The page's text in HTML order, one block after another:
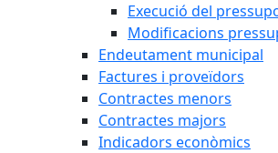
Execució del
Modificacions
Endeutament municipal
Factures i proveïdors
Contractes menors
Contractes majors
Indicadors econòmics